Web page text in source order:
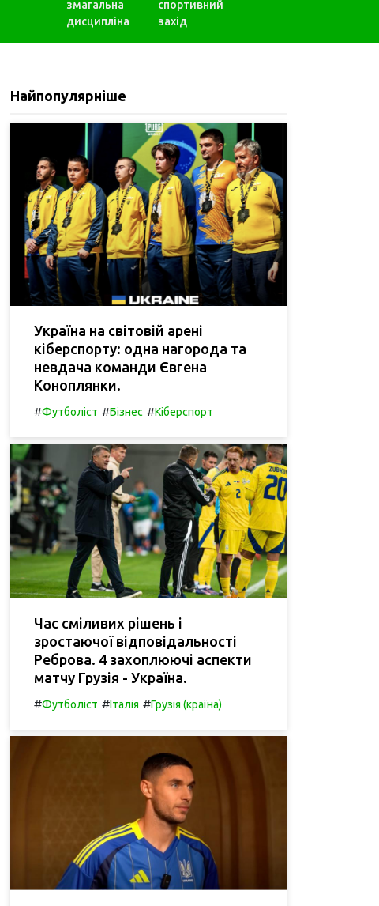
змагальна
дисципліна
спортивний
захід
Найпопулярніше
Україна на світовій арені
кіберспорту: одна нагорода та
невдача команди Євгена
Коноплянки.
#Футболіст #Бізнес #Кіберспорт
Час сміливих рішень і
зростаючої відповідальності
Реброва. 4 захоплюючі аспекти
матчу Грузія - Україна.
#Футболіст #Італія #Грузія (країна)